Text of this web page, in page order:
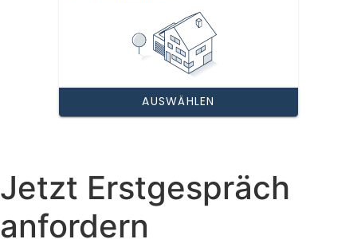
Jetzt Erstgespräch
anfordern